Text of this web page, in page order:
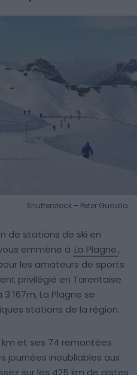
Shutterstock – Peter Gudella
de stations de ski en
emmène à La Plagne,
les amateurs de sports
privilégié en Tarentaise
167m, La Plagne se
stations de la région.
et ses 74 remontées
inoubliables aux
sur les 425 km de pistes